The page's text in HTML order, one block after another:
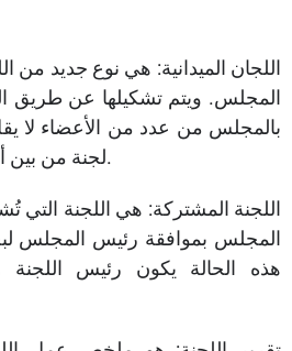
المجلس. ويتم تشكيلها عن طريق
بالمجلس من عدد من الأعضاء لا
لجنة من بين أعضائها رئيساً لها ومقرراً.
المجلس بموافقة رئيس المجلس
هذه الحالة يكون رئيس اللجنة